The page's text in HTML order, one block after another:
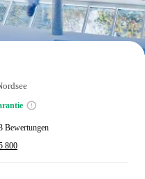
Auf der Karte anzeigen
Bewertungen
800